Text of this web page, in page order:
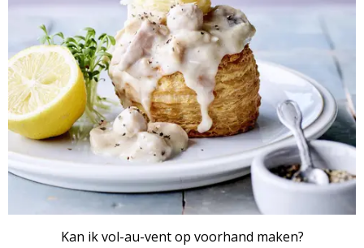
Kan ik vol-au-vent op voorhand maken?